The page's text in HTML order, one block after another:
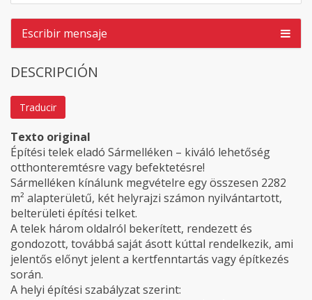
Escribir mensaje
DESCRIPCIÓN
Traducir
Texto original
Építési telek eladó Sármelléken – kiváló lehetőség
otthonteremtésre vagy befektetésre!
Sármelléken kínálunk megvételre egy összesen 2282
m² alapterületű, két helyrajzi számon nyilvántartott,
belterületi építési telket.
A telek három oldalról bekerített, rendezett és
gondozott, továbbá saját ásott kúttal rendelkezik, ami
jelentős előnyt jelent a kertfenntartás vagy építkezés
során.
A helyi építési szabályzat szerint: